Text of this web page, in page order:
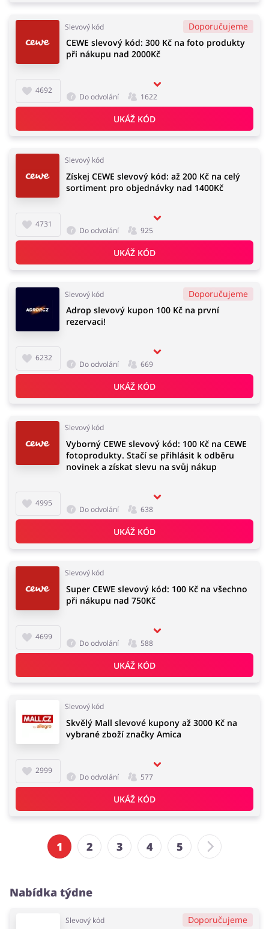
Slevový kód Doporučujeme
4692
CEWE slevový kód: 300 Kč na foto produkty
při nákupu nad 2000Kč
Do odvolání 1622
UKÁŽ KÓD
Slevový kód
4731
Získej CEWE slevový kód: až 200 Kč na celý
sortiment pro objednávky nad 1400Kč
Do odvolání 925
UKÁŽ KÓD
Slevový kód Doporučujeme
6232
Adrop slevový kupon 100 Kč na první
rezervaci!
Do odvolání 669
UKÁŽ KÓD
Slevový kód
4995
Vyborný CEWE slevový kód: 100 Kč na CEWE
fotoprodukty. Stačí se přihlásit k odběru
novinek a získat slevu na svůj nákup
Do odvolání 638
UKÁŽ KÓD
Slevový kód
4699
Super CEWE slevový kód: 100 Kč na všechno
při nákupu nad 750Kč
Do odvolání 588
UKÁŽ KÓD
Slevový kód
2999
Skvělý Mall slevové kupony až 3000 Kč na
vybrané zboží značky Amica
Do odvolání 577
UKÁŽ KÓD
1 2 3 4 5
Nabídka týdne
Slevový kód Doporučujeme